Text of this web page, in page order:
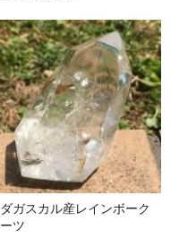
ガスカル産レインボーク
ツ